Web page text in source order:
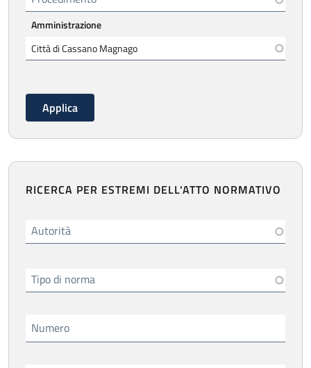
Amministrazione
RICERCA PER ESTREMI DELL'ATTO NORMATIVO
Autorità
Tipo di norma
Numero